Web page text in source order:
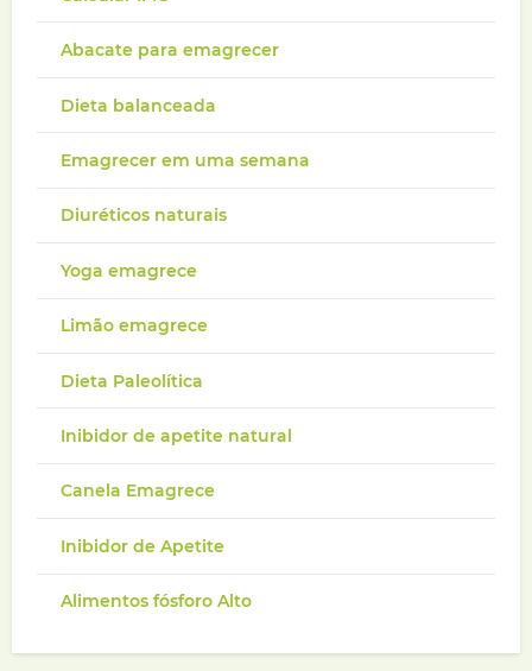
Abacate para emagrecer
Dieta balanceada
Emagrecer em uma semana
Diuréticos naturais
Yoga emagrece
Limão emagrece
Dieta Paleolítica
Inibidor de apetite natural
Canela Emagrece
Inibidor de Apetite
Alimentos fósforo Alto